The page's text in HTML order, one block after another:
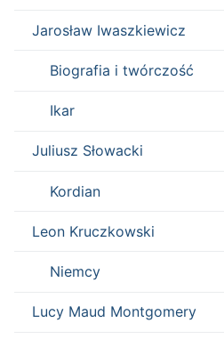
Jarosław Iwaszkiewicz
Biografia i twórczość
Ikar
Juliusz Słowacki
Kordian
Leon Kruczkowski
Niemcy
Lucy Maud Montgomery